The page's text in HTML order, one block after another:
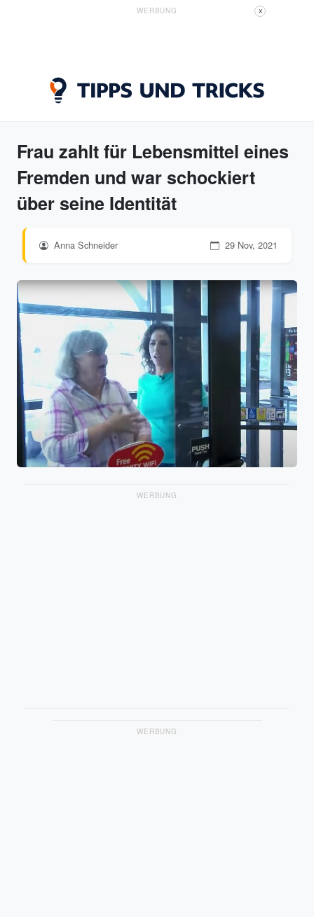
WERBUNG X
Frau zahlt für Lebensmittel eines
Fremden und war schockiert
über seine Identität
Anna Schneider 29 Nov, 2021
WERBUNG
WERBUNG